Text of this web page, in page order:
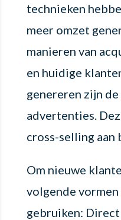
technieken
meer omzet
manieren van
en huidige
genereren zijn
advertenties.
cross-selling aan
Om nieuwe
volgende
gebruiken: